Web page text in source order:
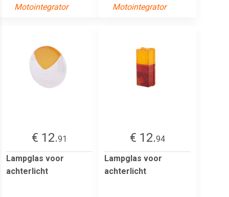
Motointegrator Motointegrator
€ 12.91
Lampglas voor
achterlicht
€ 12.94
Lampglas voor
achterlicht